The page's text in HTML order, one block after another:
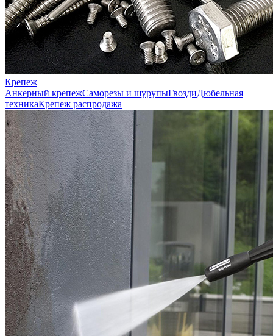
Крепеж
Анкерный крепежСаморезы и шурупыГвоздиДюбельная
техникаКрепеж распродажа